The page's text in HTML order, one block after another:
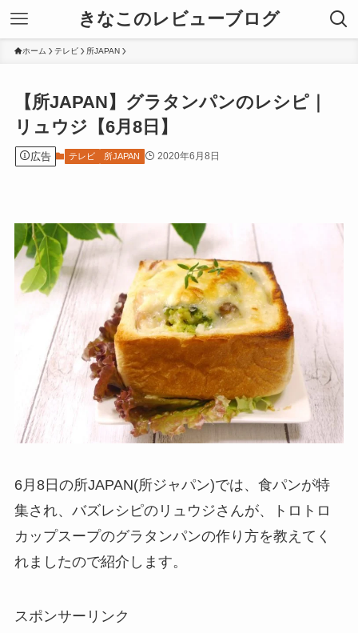
きなこのレビューブログ
ホーム テレビ 所JAPAN
【所JAPAN】グラタンパンのレシピ｜
リュウジ【6月8日】
広告 テレビ 所JAPAN 2020年6月8日
6月8日の所JAPAN(所ジャパン)では、食パンが特
集され、バズレシピのリュウジさんが、トロトロ
カップスープのグラタンパンの作り方を教えてく
れましたので紹介します。
スポンサーリンク